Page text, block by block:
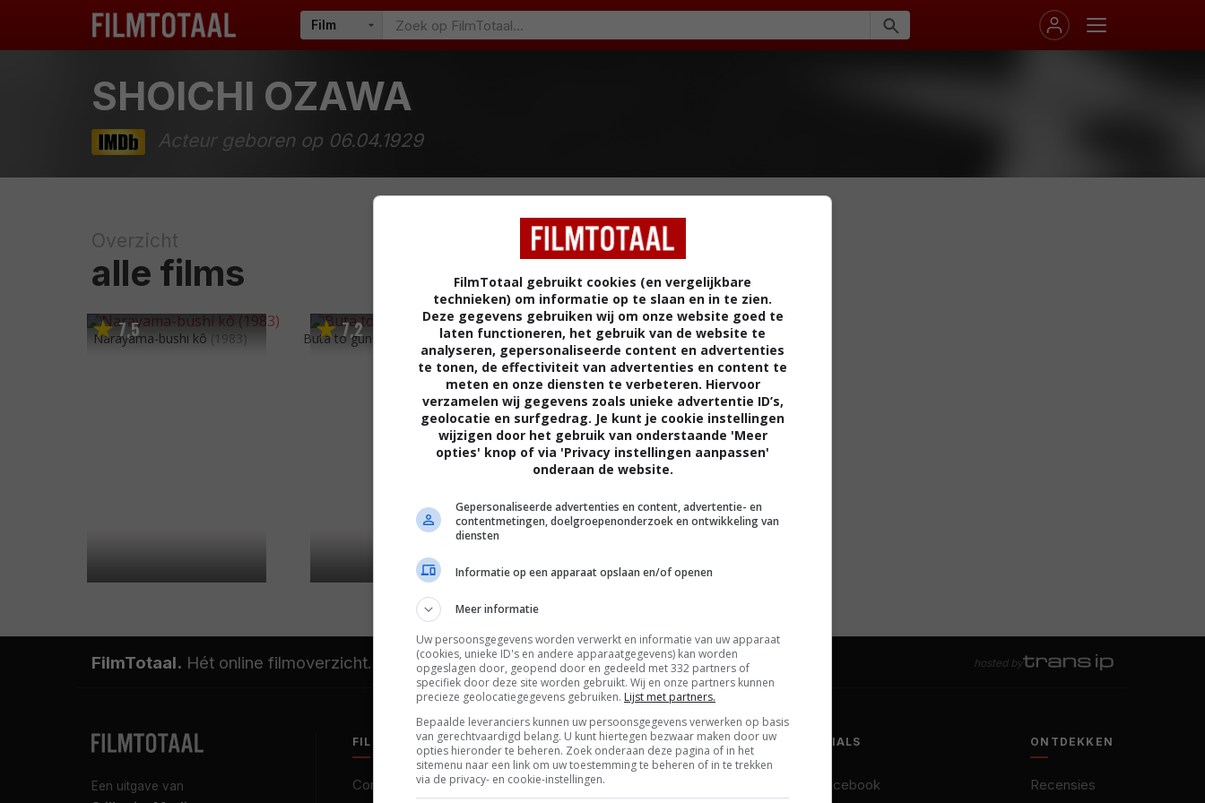
SHOICHI OZAWA
Acteur geboren op 06.04.1929
Overzicht
alle films
7,5
Narayama-bushi kô (1983) 7,2
Buta to gunkan
FilmTotaal. Hét online filmoverzicht. hosted by
Een uitgave van
FILMTOTAAL
Contact
BELEID
Privacy
SOCIALS
Facebook
ONTDEKKEN
Recensies
FilmTotaal gebruikt cookies (en vergelijkbare
technieken) om informatie op te slaan en in te zien.
Deze gegevens gebruiken wij om onze website goed te
laten functioneren, het gebruik van de website te
analyseren, gepersonaliseerde content en advertenties
te tonen, de effectiviteit van advertenties en content te
meten en onze diensten te verbeteren. Hiervoor
verzamelen wij gegevens zoals unieke advertentie ID’s,
geolocatie en surfgedrag. Je kunt je cookie instellingen
wijzigen door het gebruik van onderstaande 'Meer
opties' knop of via 'Privacy instellingen aanpassen'
onderaan de website.
Gepersonaliseerde advertenties en content, advertentie- en
contentmetingen, doelgroepenonderzoek en ontwikkeling van
diensten
Informatie op een apparaat opslaan en/of openen
Meer informatie
Uw persoonsgegevens worden verwerkt en informatie van uw apparaat
(cookies, unieke ID's en andere apparaatgegevens) kan worden
opgeslagen door, geopend door en gedeeld met 332 partners of
specifiek door deze site worden gebruikt. Wij en onze partners kunnen
precieze geolocatiegegevens gebruiken. Lijst met partners.
Bepaalde leveranciers kunnen uw persoonsgegevens verwerken op basis
van gerechtvaardigd belang. U kunt hiertegen bezwaar maken door uw
opties hieronder te beheren. Zoek onderaan deze pagina of in het
sitemenu naar een link om uw toestemming te beheren of in te trekken
via de privacy- en cookie-instellingen.